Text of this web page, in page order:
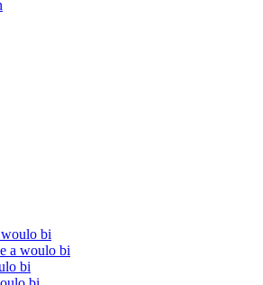
bi
a woulo bi
bi